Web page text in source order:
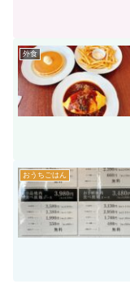
外食
おうちごはん